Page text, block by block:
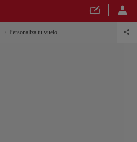
Personaliza tu vuelo